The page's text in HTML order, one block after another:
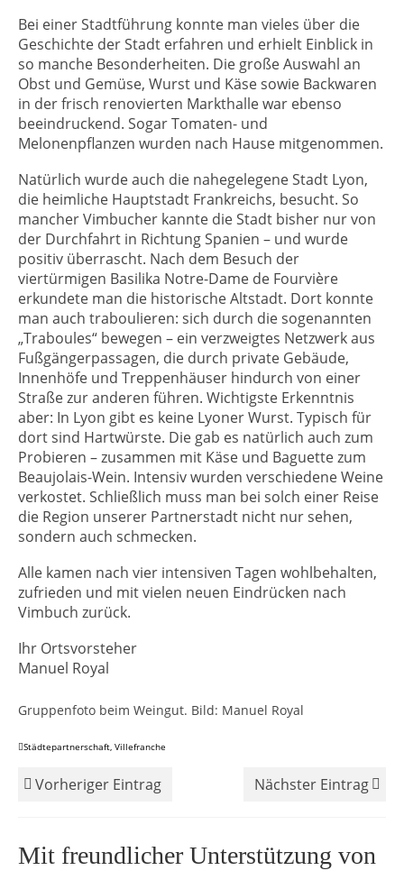
Bei einer Stadtführung konnte man vieles über die
Geschichte der Stadt erfahren und erhielt Einblick in
so manche Besonderheiten. Die große Auswahl an
Obst und Gemüse, Wurst und Käse sowie Backwaren
in der frisch renovierten Markthalle war ebenso
beeindruckend. Sogar Tomaten- und
Melonenpflanzen wurden nach Hause mitgenommen.
Natürlich wurde auch die nahegelegene Stadt Lyon,
die heimliche Hauptstadt Frankreichs, besucht. So
mancher Vimbucher kannte die Stadt bisher nur von
der Durchfahrt in Richtung Spanien – und wurde
positiv überrascht. Nach dem Besuch der
viertürmigen Basilika Notre-Dame de Fourvière
erkundete man die historische Altstadt. Dort konnte
man auch traboulieren: sich durch die sogenannten
„Traboules“ bewegen – ein verzweigtes Netzwerk aus
Fußgängerpassagen, die durch private Gebäude,
Innenhöfe und Treppenhäuser hindurch von einer
Straße zur anderen führen. Wichtigste Erkenntnis
aber: In Lyon gibt es keine Lyoner Wurst. Typisch für
dort sind Hartwürste. Die gab es natürlich auch zum
Probieren – zusammen mit Käse und Baguette zum
Beaujolais-Wein. Intensiv wurden verschiedene Weine
verkostet. Schließlich muss man bei solch einer Reise
die Region unserer Partnerstadt nicht nur sehen,
sondern auch schmecken.
Alle kamen nach vier intensiven Tagen wohlbehalten,
zufrieden und mit vielen neuen Eindrücken nach
Vimbuch zurück.
Ihr Ortsvorsteher
Manuel Royal
Gruppenfoto beim Weingut. Bild: Manuel Royal
Städtepartnerschaft, Villefranche
Vorheriger Eintrag Nächster Eintrag
Mit freundlicher Unterstützung von